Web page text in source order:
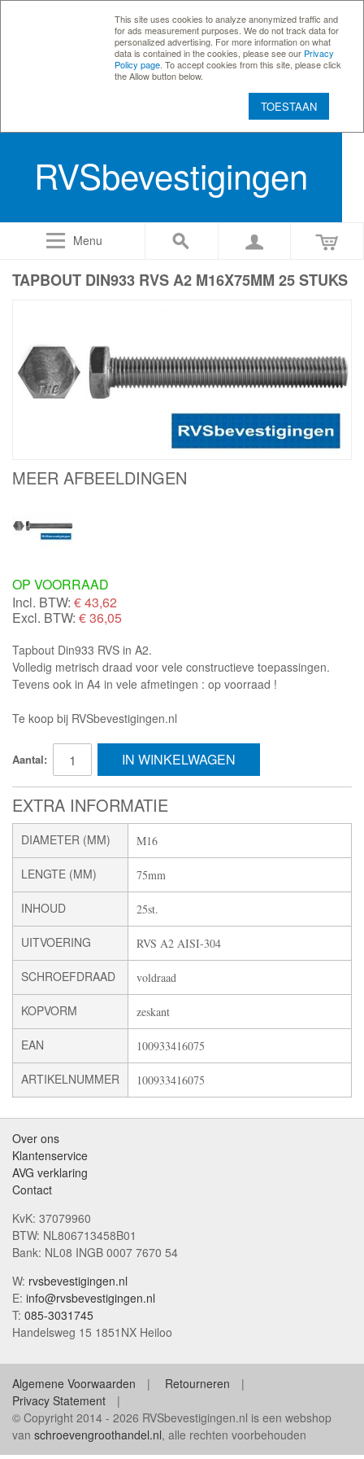
This site uses cookies to analyze anonymized traffic and
for ads measurement purposes. We do not track data for
personalized advertising. For more information on what
data is contained in the cookies, please see our Privacy
Policy page . To accept cookies from this site, please click
the Allow button below.
TOESTAAN
RVSbevestigingen
Menu
TAPBOUT DIN933 RVS A2 M16X75MM 25 STUKS
MEER AFBEELDINGEN
OP VOORRAAD
Incl. BTW: €43,62
Excl. BTW: € 36,05
Tapbout Din933 RVS in A2.
Volledig metrisch draad voor vele constructieve toepassingen.
Tevens ook in A4 in vele afmetingen : op voorraad !
Te koop bij RVSbevestigingen.nl
Aantal: IN WINKELWAGEN
EXTRA INFORMATIE
DIAMETER (MM) M16
LENGTE (MM) 75mm
INHOUD 25st.
UITVOERING RVS A2 AISI-304
SCHROEFDRAAD voldraad
KOPVORM zeskant
EAN 100933416075
ARTIKELNUMMER 100933416075
Over ons
Klantenservice
AVG verklaring
Contact
KvK: 37079960
BTW: NL806713458B01
Bank: NL08 INGB 0007 7670 54
W: rvsbevestigingen.nl
E: info@rvsbevestigingen.nl
T: 085-3031745
Handelsweg 15 1851NX Heiloo
Algemene Voorwaarden
Retourneren
Privacy Statement
© Copyright 2014 - 2026 RVSbevestigingen.nl is een webshop
van schroevengroothandel.nl, alle rechten voorbehouden